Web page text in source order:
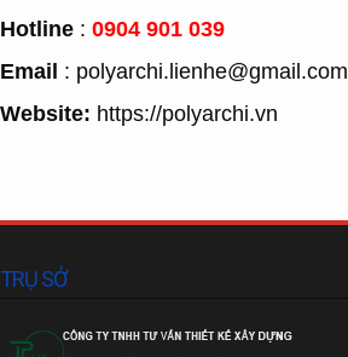
Hotline : 0904 901 039
Email : polyarchi.lienhe@gmail.com
Website: https://polyarchi.vn
TRỤ SỞ